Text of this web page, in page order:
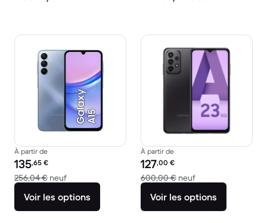
À partir de
Prix reconditionné :
135,65 €
256,04 € neufcontre 256,04 € neuf
Voir les options
À partir de
Prix reconditionné :
127,00 €
600,00 € neufcontre 600,00 €
Voir les options